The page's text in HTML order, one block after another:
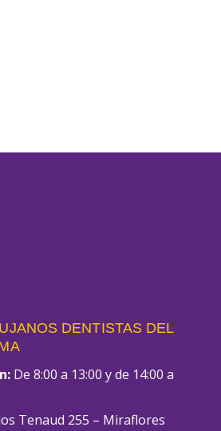
DENTISTAS DEL
De 8:00 a 13:00 y de 14:00 a
Tenaud 255 – Miraflores